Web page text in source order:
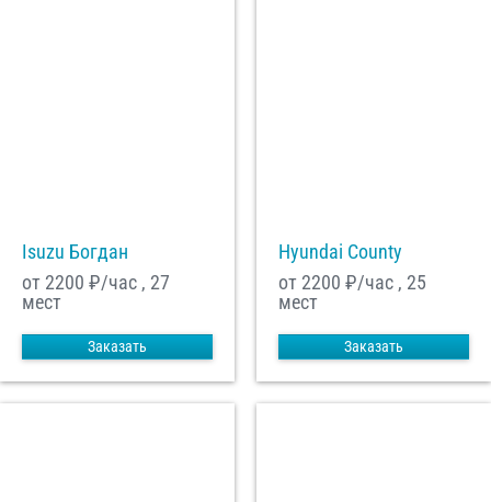
Isuzu Богдан
от 2200 ₽/час , 27
мест
Заказать
Hyundai County
от 2200 ₽/час , 25
мест
Заказать
Отправить заказ